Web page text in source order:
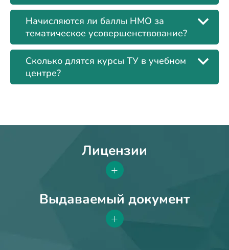
Начисляются ли баллы НМО за
тематическое усовершенствование?
Сколько длятся курсы ТУ в учебном
центре?
Лицензии
+
Выдаваемый документ
+